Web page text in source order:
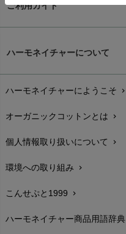
ご利用ガイド
配送と送料chevron_right
在庫状況と発送予定chevron_right
サイズ・寸法chevron_right
生地・素材chevron_right
お手入れについて
レビューを書こうchevron_right
ハーモネイチャーについて
ハーモネイチャーにようこそ chevron_right
オーガニックコットンとは chevron_right
個人情報取り扱いについて chevron_right
環境への取り組み chevron_right
こんせぷと1999 chevron_right
ハーモネイチャー商品用語辞典